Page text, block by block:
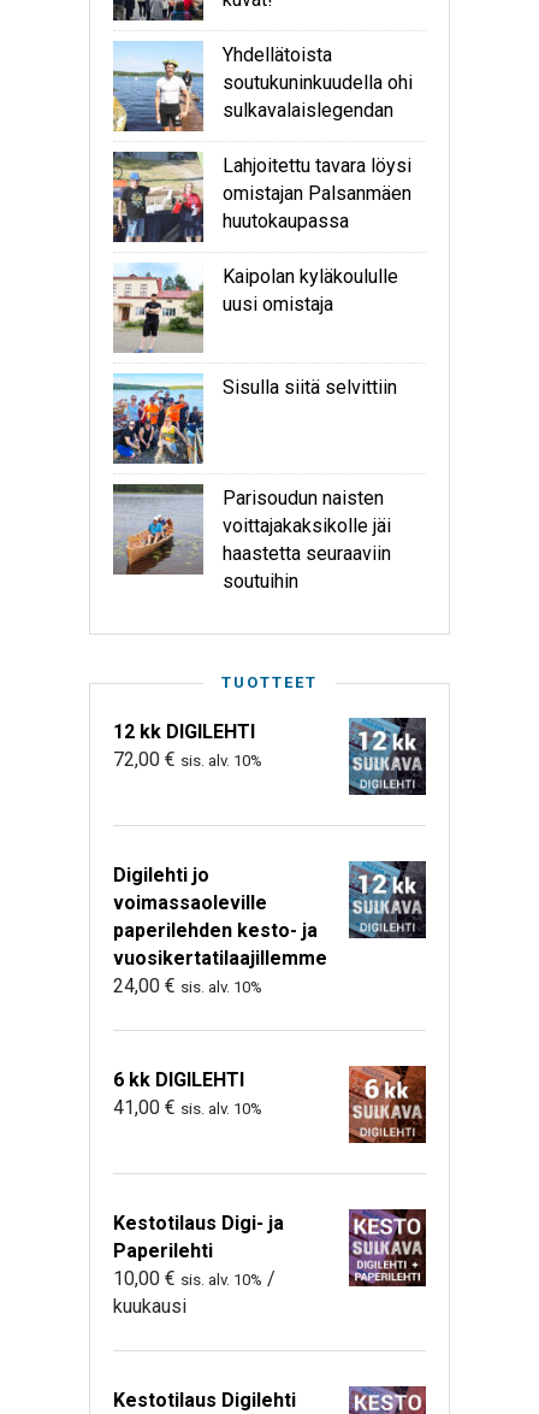
Yhdellätoista
soutukuninkuudella ohi
sulkavalaislegendan
Lahjoitettu tavara löysi
omistajan Palsanmäen
huutokaupassa
Kaipolan kyläkoululle
uusi omistaja
Sisulla siitä selvittiin
Parisoudun naisten
voittajakaksikolle jäi
haastetta seuraaviin
soutuihin
TUOTTEET
12 kk DIGILEHTI
72,00 € sis. alv. 10%
Digilehti jo
voimassaoleville
paperilehden kesto- ja
vuosikertatilaajillemme
24,00 € sis. alv. 10%
6 kk DIGILEHTI
41,00 € sis. alv. 10%
Kestotilaus Digi- ja
Paperilehti
10,00 € sis. alv. 10% /
kuukausi
Kestotilaus Digilehti